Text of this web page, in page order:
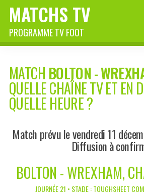
MATCHS TV
PROGRAMME TV FOOT
MATCH BOLTON-
QUELLE CHAÎNE TV ET EN
QUELLE HEURE ?
Match prévu le vendredi 11
Diffusion à
BOLTON - WREXHAM,
JOURNÉE 21 • STADE : TOUGHSHEET